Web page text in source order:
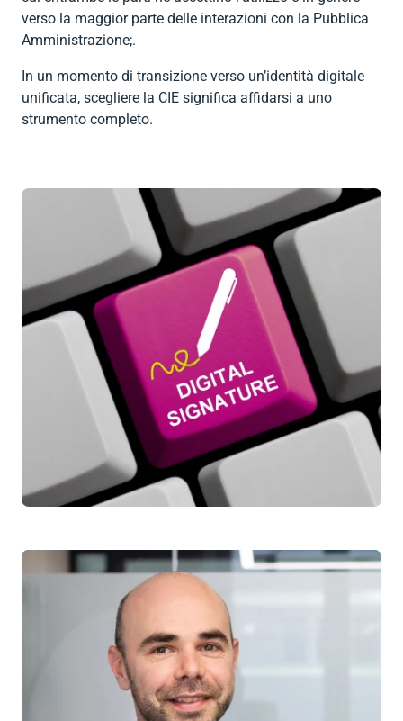
verso la maggior parte delle interazioni con la Pubblica
Amministrazione;.
In un momento di transizione verso un’identità digitale
unificata, scegliere la CIE significa affidarsi a uno
strumento completo.